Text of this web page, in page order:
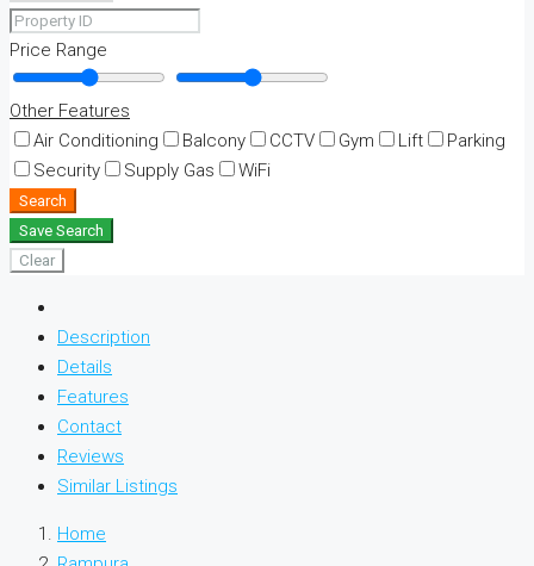
Price Range
Other Features
Air Conditioning
Balcony CCTV Gym Lift
Parking
Security
Supply Gas WiFi
Search
Save Search
Clear
Description
Details
Features
Contact
Reviews
Similar Listings
Home